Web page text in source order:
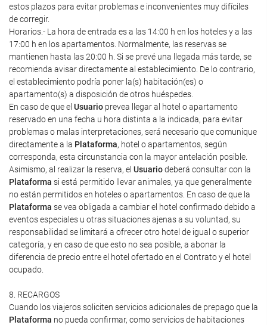
estos plazos para evitar problemas e inconvenientes muy difíciles
de corregir.
Horarios.- La hora de entrada es a las 14:00 h en los hoteles y a las
17:00 h en los apartamentos. Normalmente, las reservas se
mantienen hasta las 20:00 h. Si se prevé una llegada más tarde, se
recomienda avisar directamente al establecimiento. De lo contrario,
el establecimiento podría poner la(s) habitación(es) o
apartamento(s) a disposición de otros huéspedes.
En caso de que el Usuario prevea llegar al hotel o apartamento
reservado en una fecha u hora distinta a la indicada, para evitar
problemas o malas interpretaciones, será necesario que comunique
directamente a la Plataforma, hotel o apartamentos, según
corresponda, esta circunstancia con la mayor antelación posible.
Asimismo, al realizar la reserva, el Usuariodeberá consultar con la
Plataforma si está permitido llevar animales, ya que generalmente
no están permitidos en hoteles o apartamentos. En caso de que la
Plataforma se vea obligada a cambiar el hotel confirmado debido a
eventos especiales u otras situaciones ajenas a su voluntad, su
responsabilidad se limitará a ofrecer otro hotel de igual o superior
categoría, y en caso de que esto no sea posible, a abonar la
diferencia de precio entre el hotel ofertado en el Contrato y el hotel
ocupado.
8. RECARGOS
Cuando los viajeros soliciten servicios adicionales de prepago que la
Plataforma no pueda confirmar, como servicios de habitaciones